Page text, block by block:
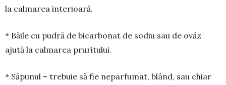
la calmarea interioară.
* Băile cu pudră de bicarbonat de sodiu sau de ovăz
ajută la calmarea pruritului.
* Săpunul – trebuie să fie neparfumat, blând, sau chiar